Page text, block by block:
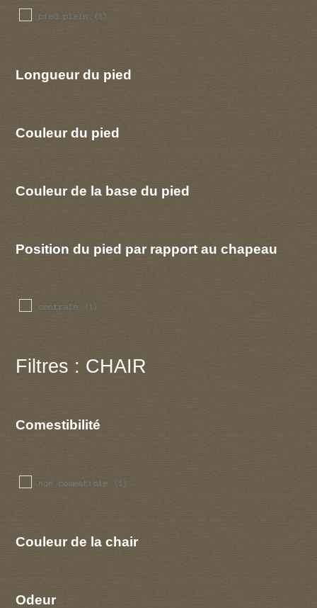
pied plein (1)
Longueur du pied
Couleur du pied
Couleur de la base du pied
Position du pied par rapport au chapeau
centrale (1)
Filtres : CHAIR
Comestibilité
non comestible (1)
Couleur de la chair
Odeur